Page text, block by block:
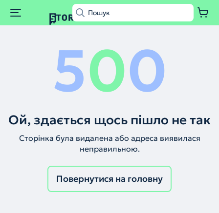
500
Ой, здається щось пішло не так
Сторінка була видалена або адреса виявилася
неправильною.
Повернутися на головну